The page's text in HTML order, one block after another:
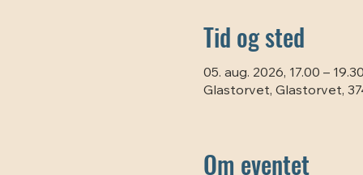
Tid og sted
05. aug. 2026, 17.00 –
Glastorvet, Glastorvet,
Om eventet